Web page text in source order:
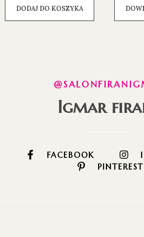
DODAJ DO KOSZYKA
Igmar
FACEBOOK
PINTEREST